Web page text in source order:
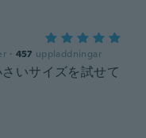
· 457 uppladdningar
いサイズを試せて